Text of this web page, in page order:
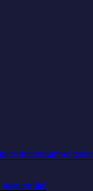
de incertidumbre
autoridad